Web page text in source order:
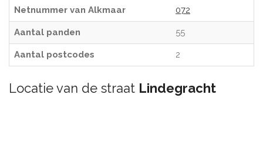
Netnummer van Alkmaar 072
Aantal panden 55
Aantal postcodes 2
Locatie van de straat Lindegracht